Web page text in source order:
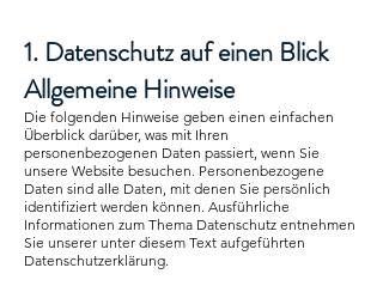
1. Datenschutz auf einen Blick
Allgemeine Hinweise
Die folgenden Hinweise geben einen einfachen
Überblick darüber, was mit Ihren
personenbezogenen Daten passiert, wenn Sie
unsere Website besuchen. Personenbezogene
Daten sind alle Daten, mit denen Sie persönlich
identifiziert werden können. Ausführliche
Informationen zum Thema Datenschutz entnehmen
Sie unserer unter diesem Text aufgeführten
Datenschutzerklärung.